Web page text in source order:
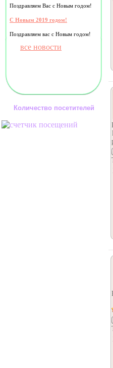
Поздравляем Вас с Новым годом!
С Новым 2019 годом!
Поздравляем вас с Новым годом!
все новости
Количество посетителей